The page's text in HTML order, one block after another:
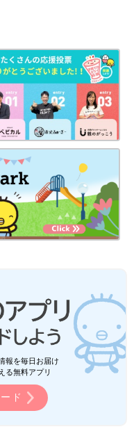
報を毎日お届け
る無料アプリ
ド